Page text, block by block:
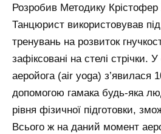
Розробив Методику Крістофер
Танцюрист використовував
тренувань на розвиток
зафіксовані на стелі стрічки.
аеройога (air yoga) з’явилася
допомогою гамака будь-яка
рівня фізичної підготовки,
Всього ж на даний момент